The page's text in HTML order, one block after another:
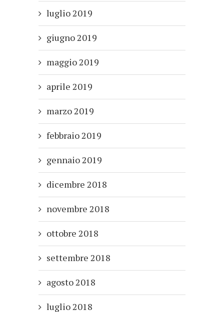
luglio 2019
giugno 2019
maggio 2019
aprile 2019
marzo 2019
febbraio 2019
gennaio 2019
dicembre 2018
novembre 2018
ottobre 2018
settembre 2018
agosto 2018
luglio 2018